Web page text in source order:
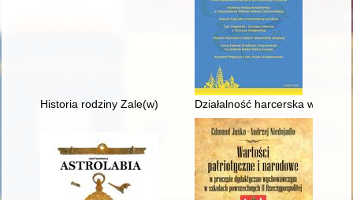
Historia rodziny Zale(w)skich z Zalesia wraz ze spokrewnioną
Działalność harcerska w